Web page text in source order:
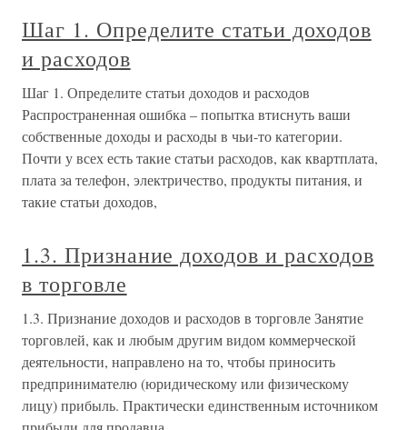
Шаг 1. Определите статьи доходов
и расходов
Шаг 1. Определите статьи доходов и расходов
Распространенная ошибка – попытка втиснуть ваши
собственные доходы и расходы в чьи-то категории.
Почти у всех есть такие статьи расходов, как квартплата,
плата за телефон, электричество, продукты питания, и
такие статьи доходов,
1.3. Признание доходов и расходов
в торговле
1.3. Признание доходов и расходов в торговле Занятие
торговлей, как и любым другим видом коммерческой
деятельности, направлено на то, чтобы приносить
предпринимателю (юридическому или физическому
лицу) прибыль. Практически единственным источником